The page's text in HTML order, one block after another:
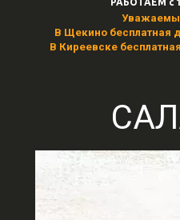
В Щекино бесплатная
В Киреевске